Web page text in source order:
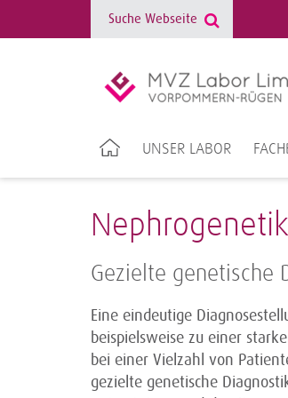
UNSER LABOR
Nephrogenetik
Gezielte genetische
Eine eindeutige
beispielsweise zu einer
bei einer Vielzahl von
gezielte genetische